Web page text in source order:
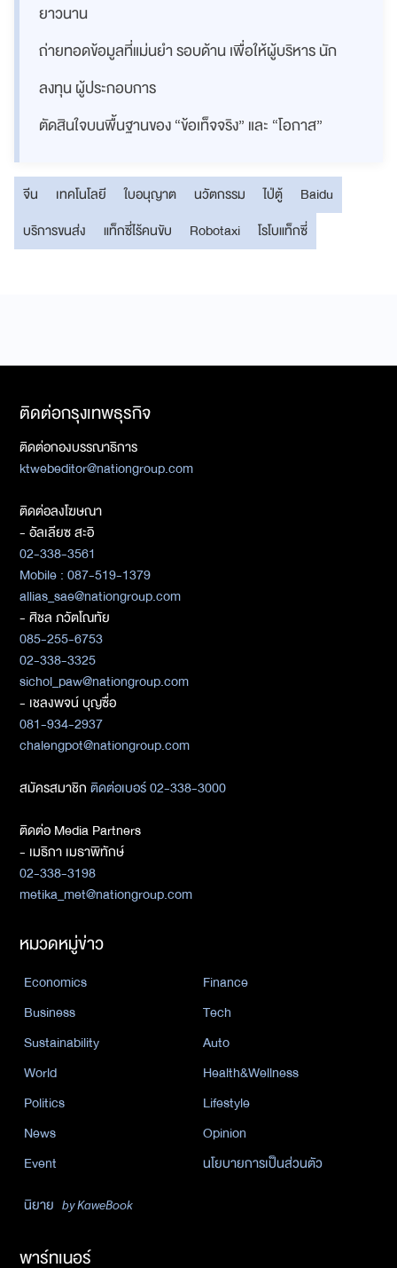
ยาวนาน
ถ่ายทอดข้อมูลที่แม่นยำ รอบด้าน เพื่อให้ผู้บริหาร นัก
ลงทุน ผู้ประกอบการ
ตัดสินใจบนพื้นฐานของ “ข้อเท็จจริง” และ “โอกาส”
จีน เทคโนโลยี ใบอนุญาต นวัตกรรม ไป่ตู้
Baidu
บริการขนส่ง
แท็กซี่ไร้คนขับ Robotaxi โรโบแท็กซี่
ติดต่อกรุงเทพธุรกิจ
ติดต่อกองบรรณาธิการ
ktwebeditor@nationgroup.com
ติดต่อลงโฆษณา
- อัลเลียซ สะอิ
02-338-3561
Mobile : 087-519-1379
allias_sae@nationgroup.com
- ศิชล ภวัตโณทัย
085-255-6753
02-338-3325
sichol_paw@nationgroup.com
- เชลงพจน์ บุญซื่อ
081-934-2937
chalengpot@nationgroup.com
สมัครสมาชิกติดต่อเบอร์ 02-338-3000
ติดต่อ Media Partners
- เมธิกา เมธาพิทักษ์
02-338-3198
metika_met@nationgroup.com
หมวดหมู่ข่าว
Economics
Finance
Business
Tech
Sustainability
Auto
World
Health&Wellness
Politics
Lifestyle
News
Opinion
Event
นโยบายการเป็นส่วนตัว
นิยาย by KaweBook
พาร์ทเนอร์